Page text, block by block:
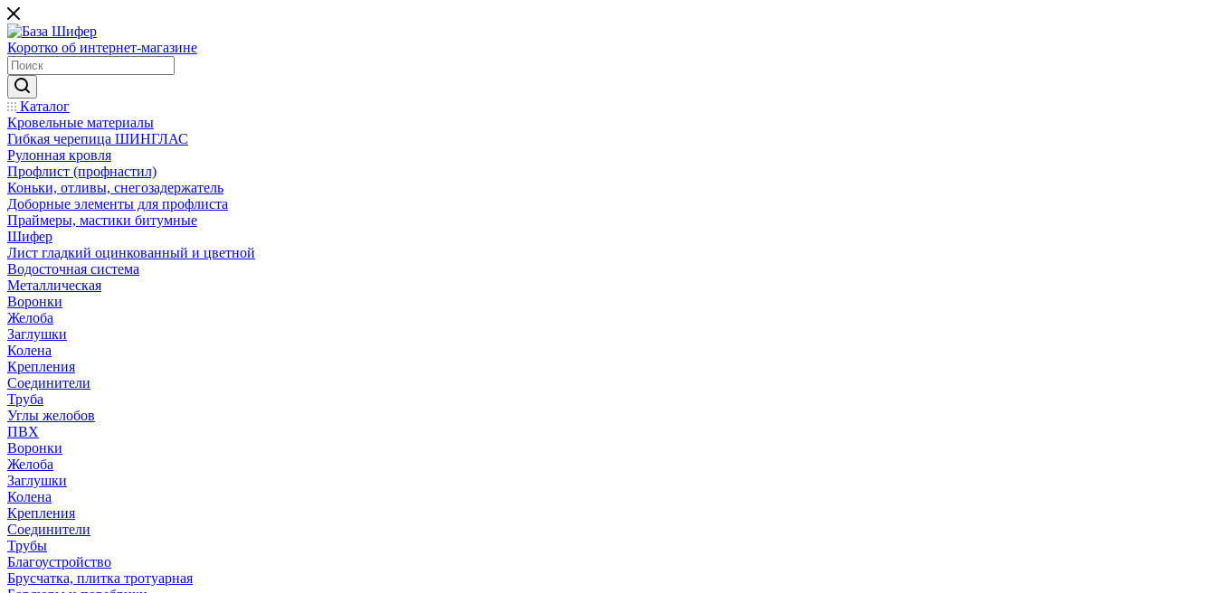
Коротко об интернет-магазине
Каталог
Кровельные материалы
Гибкая черепица ШИНГЛАС
Рулонная кровля
Профлист (профнастил)
Коньки, отливы, снегозадержатель
Доборные элементы для профлиста
Праймеры, мастики битумные
Шифер
Лист гладкий оцинкованный и цветной
Водосточная система
Металлическая
Воронки
Желоба
Заглушки
Колена
Крепления
Соединители
Труба
Углы желобов
ПВХ
Воронки
Желоба
Заглушки
Колена
Крепления
Соединители
Трубы
Благоустройство
Брусчатка, плитка тротуарная